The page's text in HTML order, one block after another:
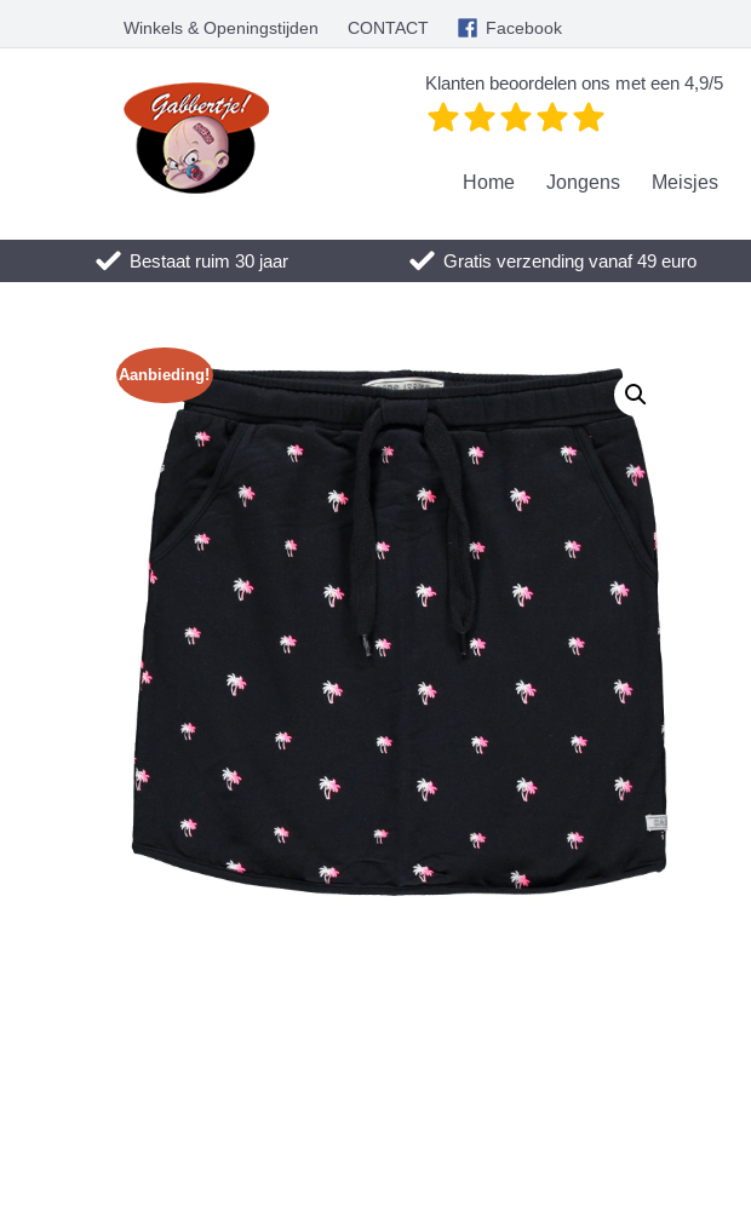
Winkels & Openingstijden CONTACT Facebook
Klanten beoordelen ons met een 4,9/5
Home Jongens Meisjes
Bestaat ruim 30 jaar Gratis verzending vanaf 49 euro
Aanbieding!